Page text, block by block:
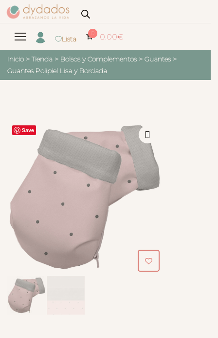
Lista
0 0.00€
Inicio > Tienda > Bolsos y Complementos > Guantes >
Guantes Polipiel Lisa y Bordada
Save